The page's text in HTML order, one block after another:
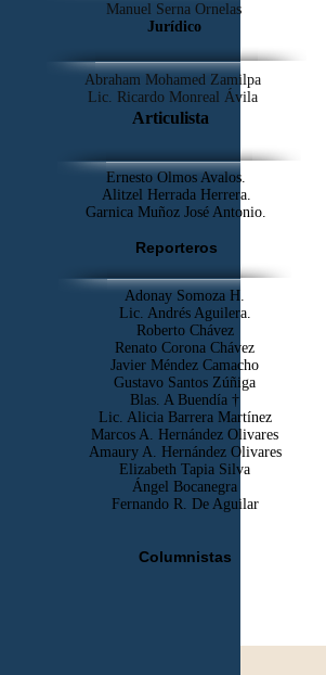
Manuel Serna Ornelas
Jurídico
Abraham Mohamed Zamilpa
Lic. Ricardo Monreal Ávila
Articulista
Ernesto Olmos Avalos.
Alitzel Herrada Herrera.
Garnica Muñoz José Antonio.
Reporteros
Adonay Somoza H.
Lic. Andrés Aguilera.
Roberto Chávez
Renato Corona Chávez
Javier Méndez Camacho
Gustavo Santos Zúñiga
Blas. A Buendía †
​Lic. Alicia Barrera Martínez
Marcos A. Hernández Olivares
Amaury A. Hernández Olivares
Elizabeth Tapia Silva
Ángel Bocanegra
Fernando R. De Aguilar
Columnistas